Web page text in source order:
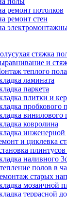
ремонт потолков
ремонт стен
стяжка
и
теплого пола
ламината
паркета
плитки и
пробкового
винилового
ковролина
инженерной
и циклевка
наливного
полов в
старых
мозаичной
террасной